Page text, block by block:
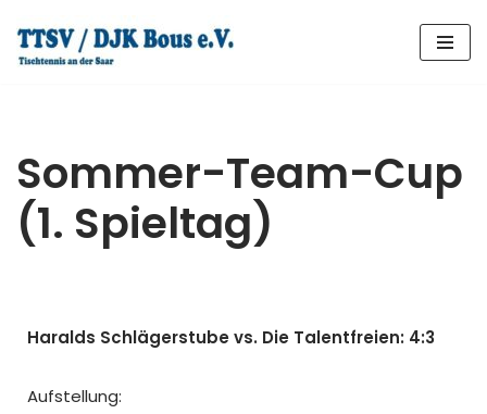
Zum
Sommer-Team-Cup
(1. Spieltag)
Haralds Schlägerstube vs. Die Talentfreien: 4:3
Aufstellung: